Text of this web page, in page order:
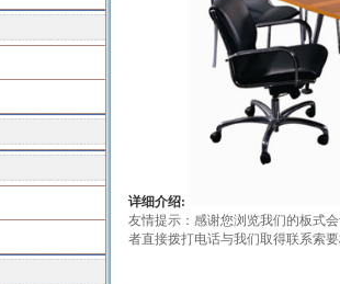
详细介绍:
友情提示：感谢您浏览我们的板式
者直接拨打电话与我们取得联系索